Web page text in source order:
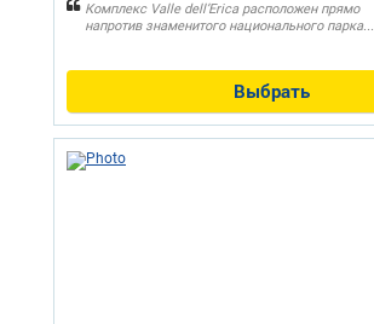
Комплекс Valle dell’Erica расположен прямо
напротив знаменитого национального парка...
Выбрать